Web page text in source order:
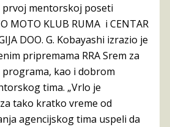
prvoj mentorskoj poseti
MOTO KLUB RUMA i CENTAR
DOO. G. Kobayashi izrazio je
pripremama RRA Srem za
kao i dobrom
tima. „Vrlo je
tako kratko vreme od
agencijskog tima uspeli da